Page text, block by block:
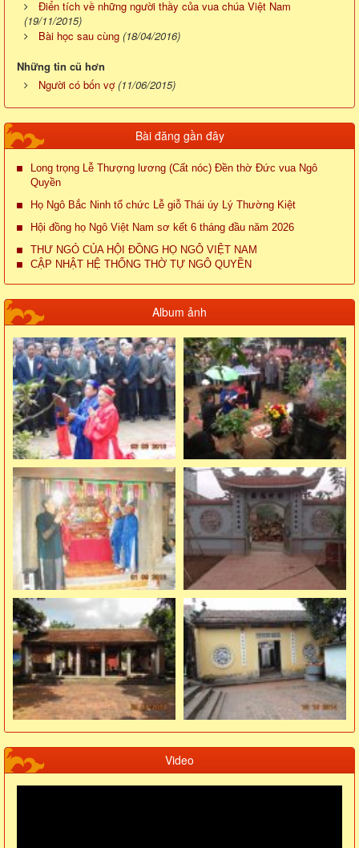
Điển tích về những người thầy của vua chúa Việt Nam
(19/11/2015)
Bài học sau cùng (18/04/2016)
Những tin cũ hơn
Người có bốn vợ (11/06/2015)
Bài đăng gần đây
Long trọng Lễ Thượng lương (Cất nóc) Đền thờ Đức vua Ngô
Quyền
Họ Ngô Bắc Ninh tổ chức Lễ giỗ Thái úy Lý Thường Kiệt
Hội đồng họ Ngô Việt Nam sơ kết 6 tháng đầu năm 2026
THƯ NGỎ CỦA HỘI ĐỒNG HỌ NGÔ VIỆT NAM
CẬP NHẬT HỆ THỐNG THỜ TỰ NGÔ QUYỀN
Album ảnh
Video